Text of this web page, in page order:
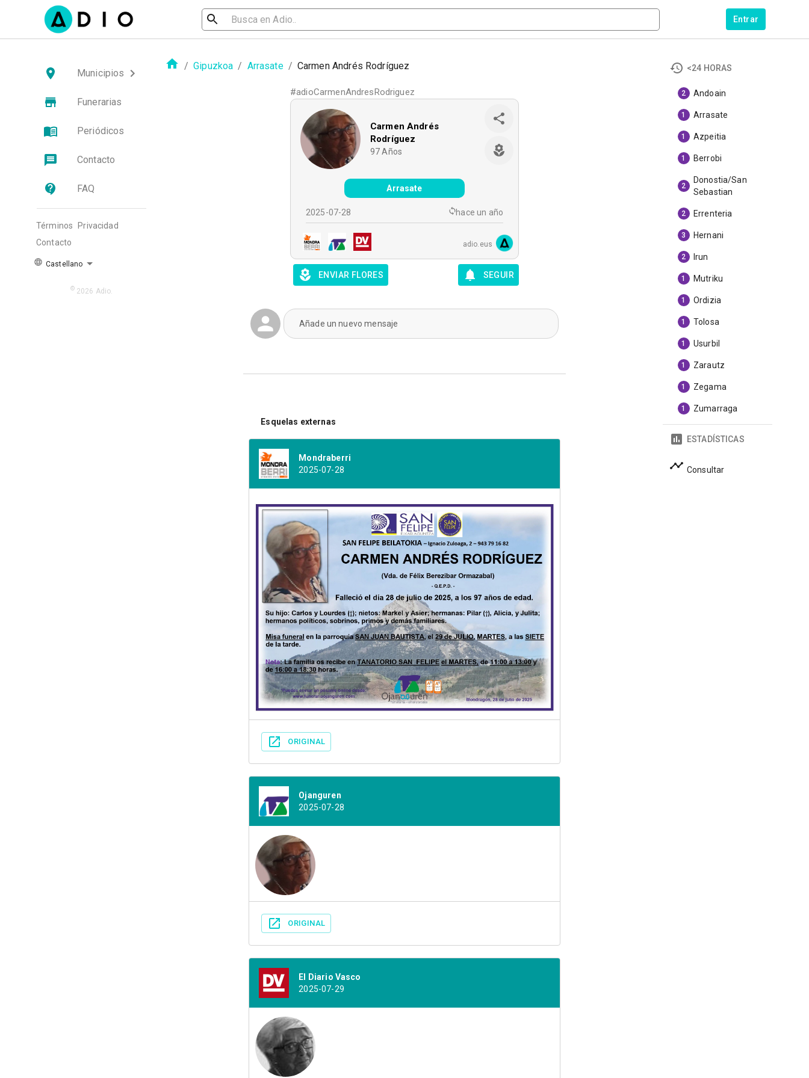
Entrar
Municipios
Funerarias
Periódicos
Contacto
FAQ
Términos
Privacidad
Contacto
Castellano
© 2026 Adio.
/ Gipuzkoa / Arrasate / Carmen Andrés Rodríguez
#adioCarmenAndresRodriguez
Carmen Andrés
Rodríguez
97 Años
Arrasate
2025-07-28 hace un año
adio.eus
ENVIAR FLORES SEGUIR
Añade un nuevo mensaje
Esquelas externas
Mondraberri
2025-07-28
ORIGINAL
Ojanguren
2025-07-28
ORIGINAL
El Diario Vasco
2025-07-29
<24 HORAS
2 Andoain
1 Arrasate
1 Azpeitia
1 Berrobi
2
Donostia/San
Sebastian
2 Errenteria
3 Hernani
2 Irun
1 Mutriku
1 Ordizia
1 Tolosa
1 Usurbil
1 Zarautz
1 Zegama
1 Zumarraga
ESTADÍSTICAS
Consultar